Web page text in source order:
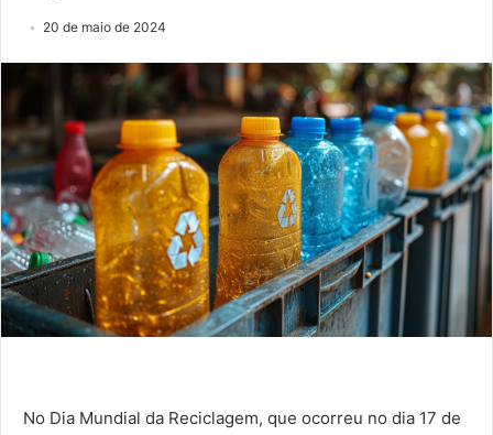
20 de maio de 2024
No Dia Mundial da Reciclagem, que ocorreu no dia 17 de